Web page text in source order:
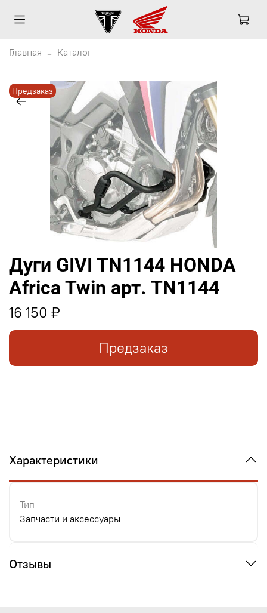
Главная Каталог
Предзаказ
Дуги GIVI TN1144 HONDA
Africa Twin арт. TN1144
16 150 ₽
Предзаказ
Характеристики
Тип
Запчасти и аксессуары
Отзывы